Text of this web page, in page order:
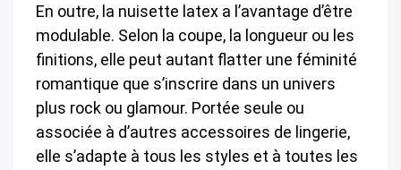
En outre, la nuisette latex a l’avantage d’être
modulable. Selon la coupe, la longueur ou les
finitions, elle peut autant flatter une féminité
romantique que s’inscrire dans un univers
plus rock ou glamour. Portée seule ou
associée à d’autres accessoires de lingerie,
elle s’adapte à tous les styles et à toutes les